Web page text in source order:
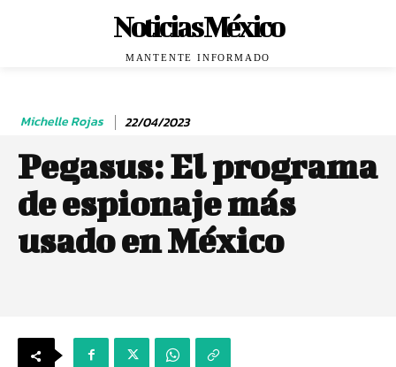
Noticias México
MANTENTE INFORMADO
Michelle Rojas 22/04/2023
Pegasus: El programa
de espionaje más
usado en México